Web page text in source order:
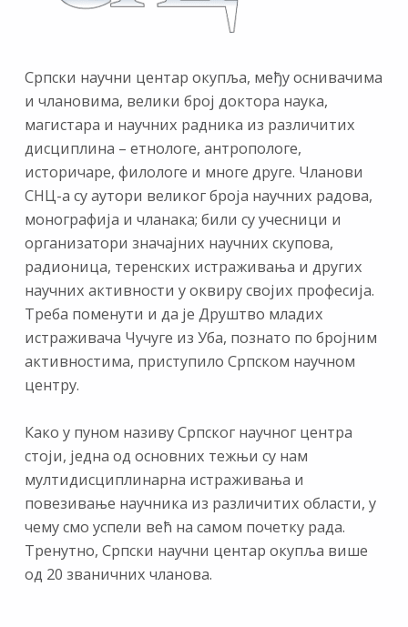
Српски научни центар окупља, међу оснивачима
и члановима, велики број доктора наука,
магистара и научних радника из различитих
дисциплина – етнологе, антропологе,
историчаре, филологе и многе друге. Чланови
СНЦ-а су аутори великог броја научних радова,
монографија и чланака; били су учесници и
организатори значајних научних скупова,
радионица, теренских истраживања и других
научних активности у оквиру својих професија.
Треба поменути и да је Друштво младих
истраживача Чучуге из Уба, познато по бројним
активностима, приступило Српском научном
центру.
Како у пуном називу Српског научног центра
стоји, једна од основних тежњи су нам
мултидисциплинарна истраживања и
повезивање научника из различитих области, у
чему смо успели већ на самом почетку рада.
Тренутно, Српски научни центар окупља више
од 20 званичних чланова.